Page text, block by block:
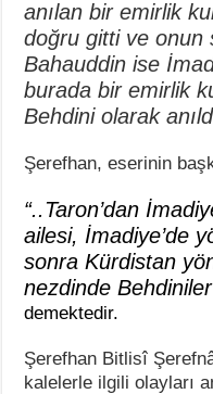
anılan bir emirlik
doğru gitti ve onun
Bahauddin ise
burada bir emirlik
Behdini olarak
Şerefhan, eserinin
“..Taron’dan
ailesi, İmadiye’de
sonra Kürdistan
nezdinde Behdiniler
demektedir.
Şerefhan Bitlisî
kalelerle ilgili olayları